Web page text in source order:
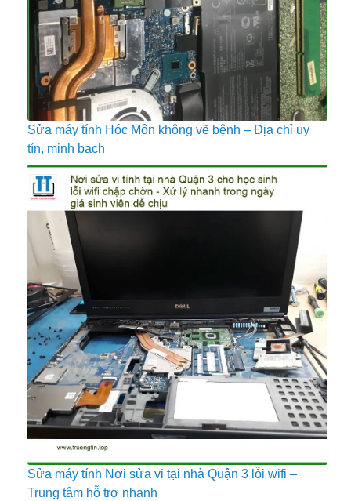
Sửa máy tính Hóc Môn không vẽ bệnh – Địa chỉ uy
tín, minh bạch
Sửa máy tính Nơi sửa vi tại nhà Quận 3 lỗi wifi –
Trung tâm hỗ trợ nhanh